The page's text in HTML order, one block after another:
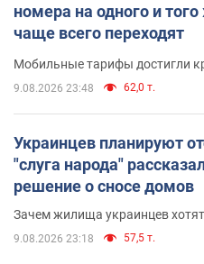
номера на одного и
чаще всего переходят
Мобильные тарифы достигли
9.08.2026 23:48 62,0 т.
Украинцев планируют
"слуга народа"
решение о сносе домов
Зачем жилища украинцев
9.08.2026 23:18 57,5 т.